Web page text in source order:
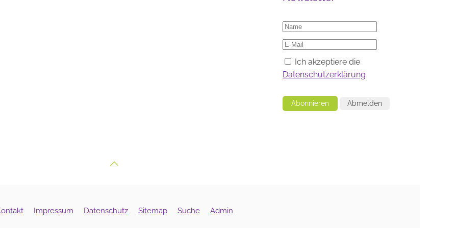
Ich akzeptiere die
Datenschutzerklärung
Abonnieren Abmelden
Impressum Datenschutz Sitemap Suche Admin